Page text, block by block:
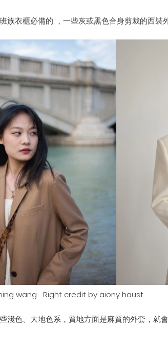
族衣櫃必備的 ， 一些灰或黑色合身剪裁的西裝
wang Right credit by aionyhaust
淺色、大地色系，質地方面是麻質的外套，就